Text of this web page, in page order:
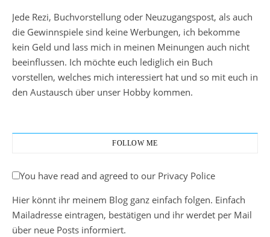
Jede Rezi, Buchvorstellung oder Neuzugangspost, als auch
die Gewinnspiele sind keine Werbungen, ich bekomme
kein Geld und lass mich in meinen Meinungen auch nicht
beeinflussen. Ich möchte euch lediglich ein Buch
vorstellen, welches mich interessiert hat und so mit euch in
den Austausch über unser Hobby kommen.
FOLLOW ME
You have read and agreed to our Privacy Police
Hier könnt ihr meinem Blog ganz einfach folgen. Einfach
Mailadresse eintragen, bestätigen und ihr werdet per Mail
über neue Posts informiert.